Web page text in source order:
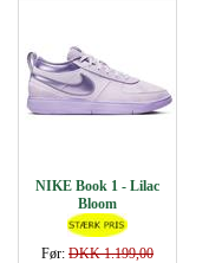
NIKE Book 1 - Lilac
Bloom
Før: DKK 1.199,00